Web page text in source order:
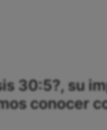
30:5?, su
conocer